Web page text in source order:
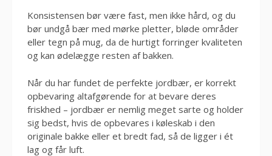
Konsistensen bør være fast, men ikke hård, og du
bør undgå bær med mørke pletter, bløde områder
eller tegn på mug, da de hurtigt forringer kvaliteten
og kan ødelægge resten af bakken.
Når du har fundet de perfekte jordbær, er korrekt
opbevaring altafgørende for at bevare deres
friskhed – jordbær er nemlig meget sarte og holder
sig bedst, hvis de opbevares i køleskab i den
originale bakke eller et bredt fad, så de ligger i ét
lag og får luft.